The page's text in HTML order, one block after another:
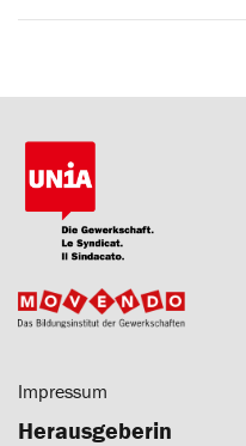
Impressum
Herausgeberin